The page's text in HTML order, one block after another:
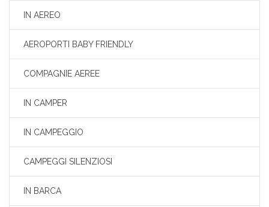
IN AEREO
AEROPORTI BABY FRIENDLY
COMPAGNIE AEREE
IN CAMPER
IN CAMPEGGIO
CAMPEGGI SILENZIOSI
IN BARCA